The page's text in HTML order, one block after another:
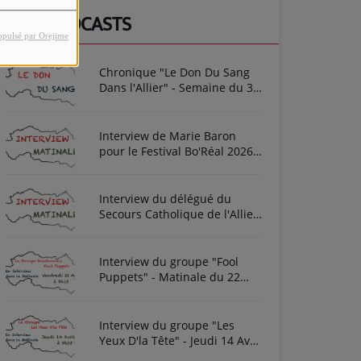
par Orejime
NOS PODCASTS
Chronique "Le Don Du Sang
Dans l'Allier" - Semaine du 3
Interview de Marie Baron
pour le Festival Bo'Réal 2026
Interview du délégué du
Secours Catholique de l'Allier
Interview du groupe "Fool
Puppets" - Matinale du 22
Interview du groupe "Les
Yeux D'la Tête" - Jeudi 14 Avril